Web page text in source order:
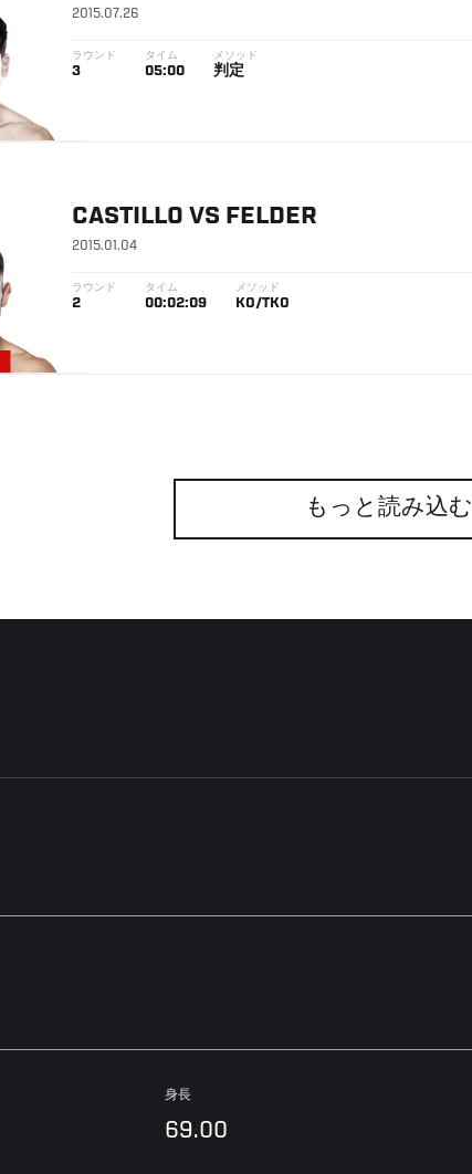
2015.07.26
ラウンド
3
タイム
05:00
メソッド
判定
CASTILLO VS FELDER
2015.01.04
ラウンド
2
タイム
00:02:09
メソッド
KO/TKO
もっと読み込む
身長
69.00